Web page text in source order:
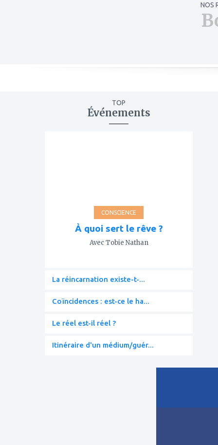
NOS
TOP
Événements
CONSCIENCE
À quoi sert le rêve ?
Avec Tobie Nathan
La réincarnation existe-t-...
Coïncidences : est-ce le ha...
Le réel est-il réel ?
Itinéraire d'un médium/guér...